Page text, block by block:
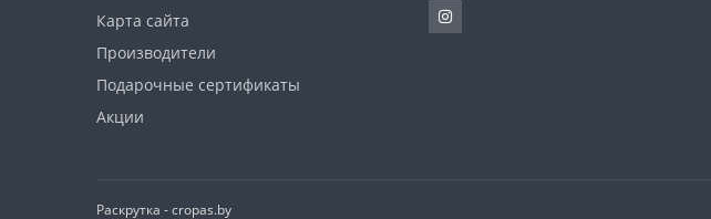
Карта сайта
Производители
Подарочные сертификаты
Акции
Раскрутка -cropas.by